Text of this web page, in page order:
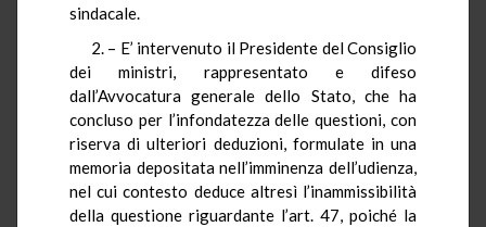
sindacale.
2. – E’ intervenuto il Presidente del Consiglio
dei ministri, rappresentato e difeso
dall’Avvocatura generale dello Stato, che ha
concluso per l’infondatezza delle questioni, con
riserva di ulteriori deduzioni, formulate in una
memoria depositata nell’imminenza dell’udienza,
nel cui contesto deduce altresì l’inammissibilità
della questione riguardante l’art. 47, poiché la